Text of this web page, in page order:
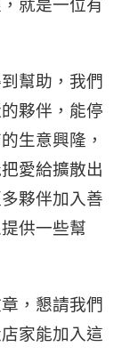
就是一位有
幫助，我們
夥伴，能停
生意興隆，
愛給擴散出
夥伴加入善
供一些幫
，懇請我們
家能加入這